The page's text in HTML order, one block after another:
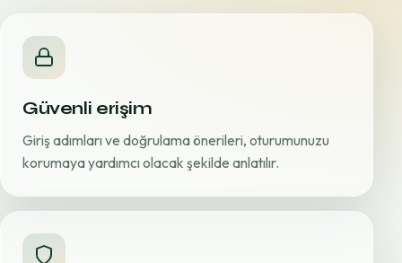
Güvenli erişim
Giriş adımları ve doğrulama önerileri, oturumunuzu
korumaya yardımcı olacak şekilde anlatılır.